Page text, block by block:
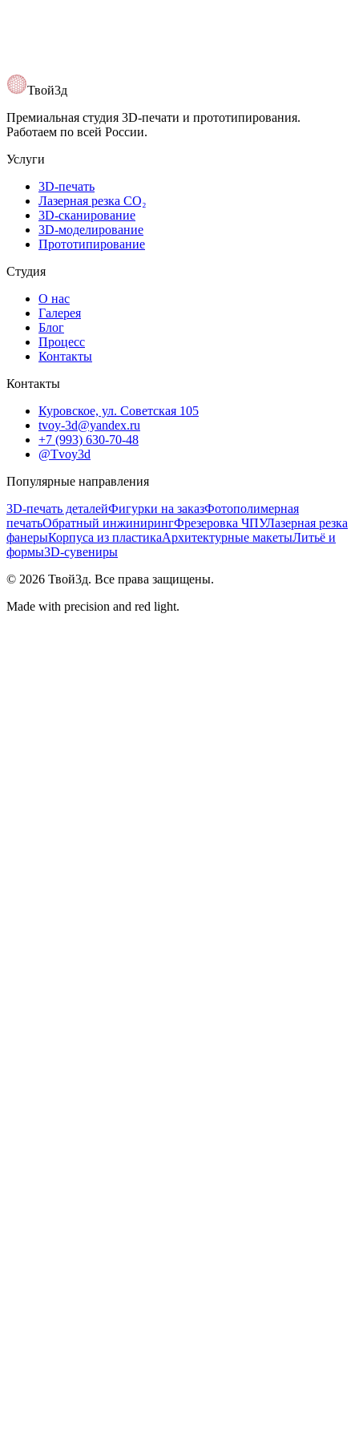
Твой3д
Премиальная студия 3D-печати и прототипирования.
Работаем по всей России.
Услуги
3D-печать
Лазерная резка CO₂
3D-сканирование
3D-моделирование
Прототипирование
Студия
О нас
Галерея
Блог
Процесс
Контакты
Контакты
Куровское, ул. Советская 105
tvoy-3d@yandex.ru
+7 (993) 630-70-48
@Tvoy3d
Популярные направления
3D-печать деталейФигурки на заказФотополимерная
печатьОбратный инжинирингФрезеровка ЧПУЛазерная резка
фанерыКорпуса из пластикаАрхитектурные макетыЛитьё и
формы3D-сувениры
© 2026 Твой3д. Все права защищены.
Made with precision and red light.